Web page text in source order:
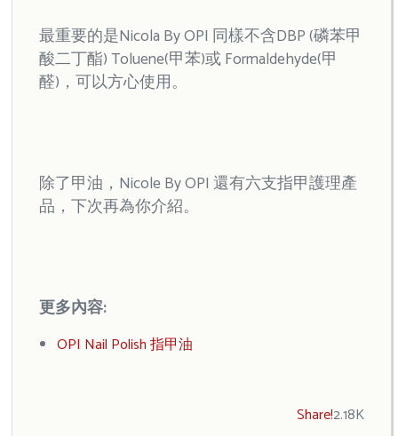
最重要的是Nicola By OPI 同樣不含DBP (磷苯甲
酸二丁酯) Toluene(甲苯)或 Formaldehyde(甲
醛)，可以方心使用。
除了甲油，Nicole By OPI 還有六支指甲護理產
品，下次再為你介紹。
更多內容:
OPI Nail Polish 指甲油
Share!2.18K